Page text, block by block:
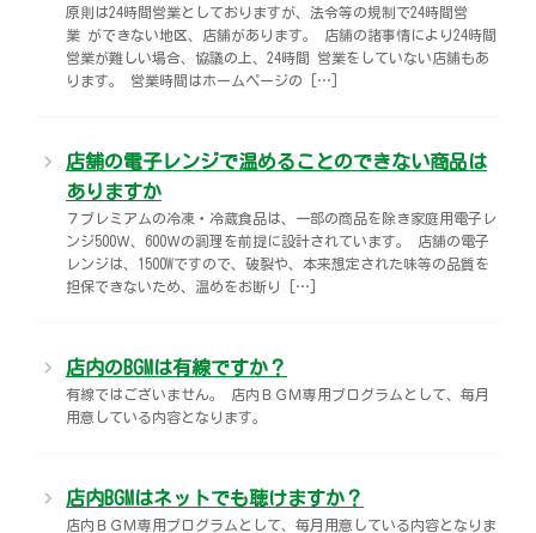
原則は24時間営業としておりますが、法令等の規制で24時間営
業 ができない地区、店舗があります。 店舗の諸事情により24時間
営業が難しい場合、協議の上、24時間 営業をしていない店舗もあ
ります。 営業時間はホームページの […]
店舗の電子レンジで温めることのできない商品は
ありますか
７プレミアムの冷凍・冷蔵食品は、一部の商品を除き家庭用電子レ
ンジ500Ｗ、600Ｗの調理を前提に設計されています。 店舗の電子
レンジは、1500Wですので、破裂や、本来想定された味等の品質を
担保できないため、温めをお断り […]
店内のBGMは有線ですか？
有線ではございません。 店内ＢＧＭ専用プログラムとして、毎月
用意している内容となります。
店内BGMはネットでも聴けますか？
店内ＢＧＭ専用プログラムとして、毎月用意している内容となりま